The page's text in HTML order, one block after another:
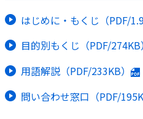
マイページでできること
ログイン
保険の探し方のポイント
これからのライフイベン
お金
子育て
ライフプラン
会社概要
財務情報
株主・投資家のみなさまへ
採用情報
株主・投資家のみなさまへ
English
はじめに・もくじ（PDF/
目的別もくじ（PDF/274KB）
用語解説（PDF/233KB）
問い合わせ窓口（PDF/